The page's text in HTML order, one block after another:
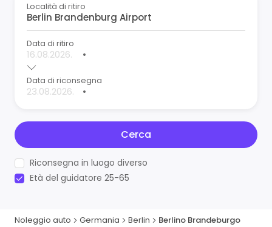
Località di ritiro
Data di ritiro
•
Data di riconsegna
•
Cerca
Riconsegna in luogo diverso
Età del guidatore 25-65
Noleggio auto Germania Berlin Berlino Brandeburgo